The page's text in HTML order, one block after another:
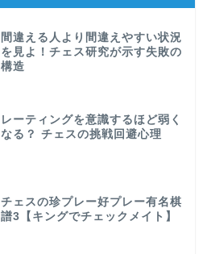
間違える人より間違えやすい状況
を見よ！チェス研究が示す失敗の
構造
レーティングを意識するほど弱く
なる？ チェスの挑戦回避心理
チェスの珍プレー好プレー有名棋
譜3【キングでチェックメイト】